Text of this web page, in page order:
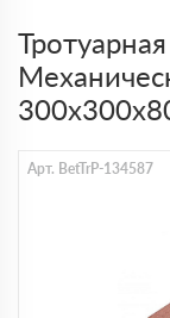
Арт. BetTrP-134587